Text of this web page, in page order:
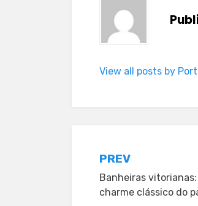
View all posts by
Post
navigation
PREV
Banheiras
charme clássico do